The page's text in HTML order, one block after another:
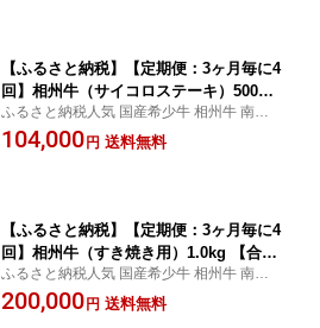
【ふるさと納税】【定期便：3ヶ月毎に4
回】相州牛（サイコロステーキ）500g
【合計2kg】【 牛肉 お肉 ブランド牛 神
奈川県 南足柄市 】
ふるさと納税人気 国産希少牛 相州牛 南足
柄ブランド 神奈川県 南足柄市 農林水産大
臣賞受賞歴
104,000 円 送料無料
【ふるさと納税】【定期便：3ヶ月毎に4
回】相州牛（すき焼き用）1.0kg 【合計
4kg】【 牛肉 お肉 ブランド牛 神奈川県
南足柄市 】
ふるさと納税人気 国産希少牛 相州牛 南足
柄ブランド 神奈川県 南足柄市 農林水産大
臣賞受賞歴
200,000 円 送料無料